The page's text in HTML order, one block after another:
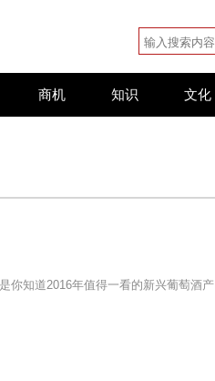
商机 知识 文化
你知道2016年值得一看的新兴葡萄酒产